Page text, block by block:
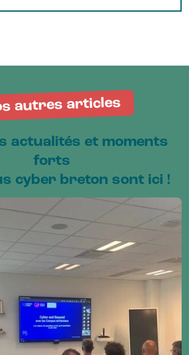
autres articles
actualités et moments
forts
cyber breton sont ici !